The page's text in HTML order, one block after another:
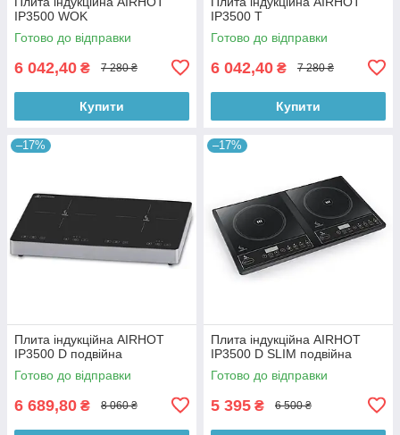
IP3500 WOK
Готово до відправки
6 042,40 ₴ 7 280 ₴
Купити
IP3500 T
Готово до відправки
6 042,40 ₴ 7 280 ₴
Купити
–17%
Плита індукційна AIRHOT
IP3500 D подвійна
Готово до відправки
6 689,80 ₴ 8 060 ₴
–17%
Плита індукційна AIRHOT
IP3500 D SLIM подвійна
Готово до відправки
5 395 ₴ 6 500 ₴